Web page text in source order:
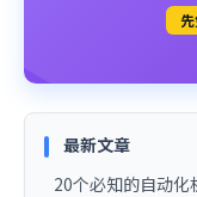
最新文章
20个必知的自动化